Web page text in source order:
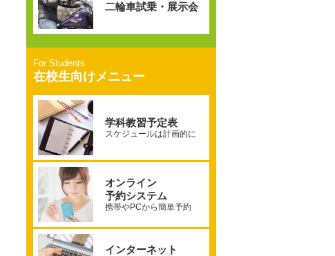
二輪車試乗・展示会
在校生向けメニュー
学科教習予定表
スケジュールは計画的に
オンライン
予約システム
携帯やPCから簡単予約
インターネット